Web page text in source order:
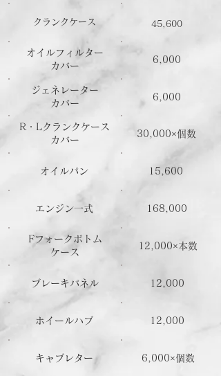
クランクケース 45,600
オイルフィルター
カバー
6,000
ジェネレーター
カバー
6,000
R・Lクランクケース
カバー
30,000×個数
オイルパン 15,600
エンジン一式 168,000
Fフォークボトム
ケース
12,000×本数
ブレーキパネル 12,000
ホイールハブ 12,000
キャブレター 6,000×個数